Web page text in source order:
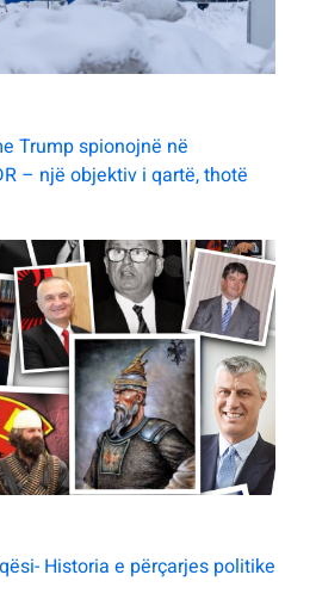
Trump spionojnë në
– një objektiv i qartë, thotë
Historia e përçarjes politike